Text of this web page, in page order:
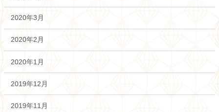
2020年3月
2020年2月
2020年1月
2019年12月
2019年11月